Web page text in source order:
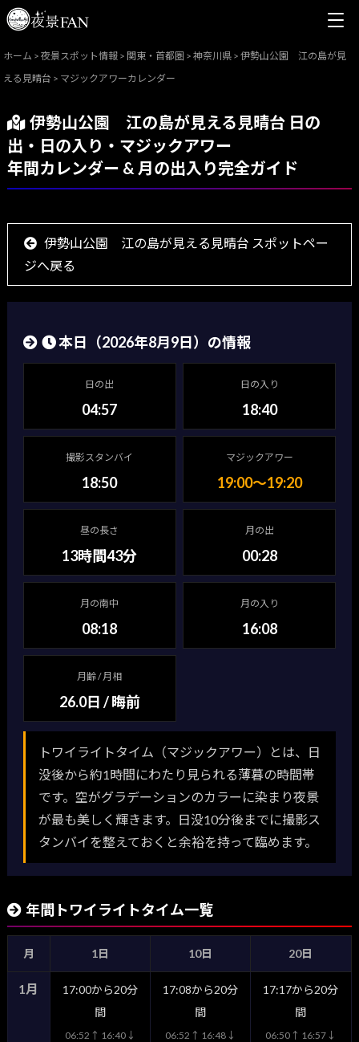
ホーム > 夜景スポット情報 > 関東・首都圏 > 神奈川県 > 伊勢山公園 江の島が見
える見晴台 > マジックアワーカレンダー
伊勢山公園 江の島が見える見晴台 日の
出・日の入り・マジックアワー
年間カレンダー & 月の出入り完全ガイド
伊勢山公園 江の島が見える見晴台 スポットペー
ジへ戻る
本日（2026年8月9日）の情報
日の出
04:57
日の入り
18:40
撮影スタンバイ
18:50
マジックアワー
19:00〜19:20
昼の長さ
13時間43分
月の出
00:28
月の南中
08:18
月の入り
16:08
月齢 / 月相
26.0日 / 晦前
トワイライトタイム（マジックアワー）とは、日
没後から約1時間にわたり見られる薄暮の時間帯
です。空がグラデーションのカラーに染まり夜景
が最も美しく輝きます。日没10分後までに撮影ス
タンバイを整えておくと余裕を持って臨めます。
年間トワイライトタイム一覧
月 1日 10日 20日
1月
17:00から20分
間
06:52↑ 16:40↓
17:08から20分
間
06:52↑ 16:48↓
17:17から20分
間
06:50↑ 16:57↓